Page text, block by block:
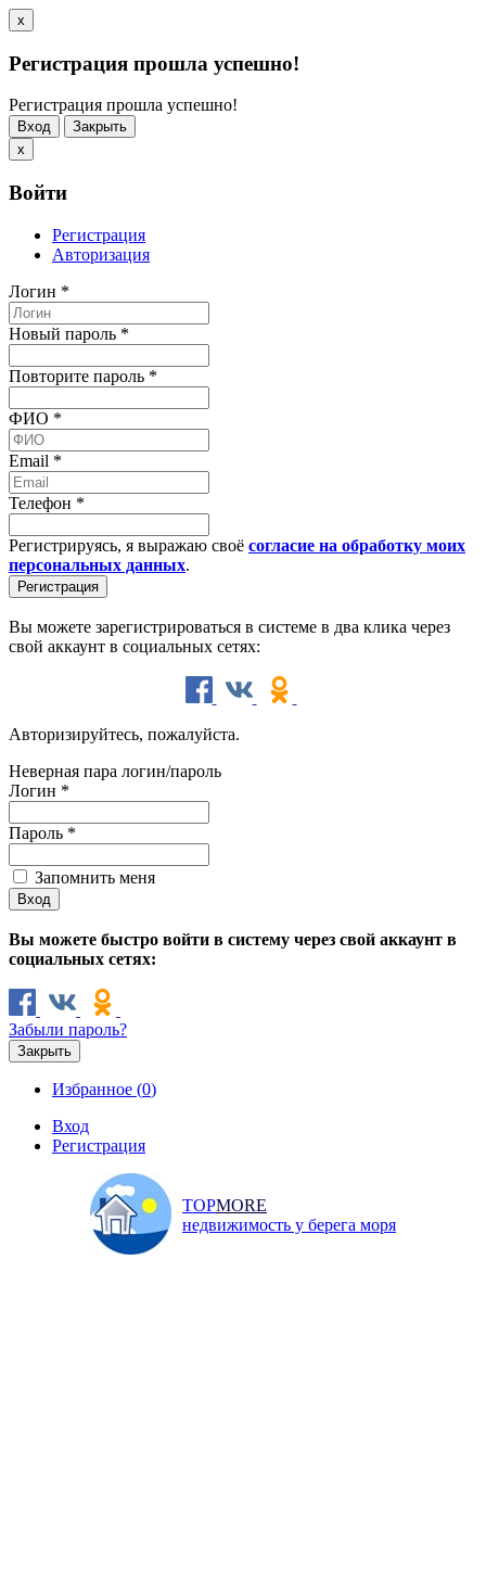
x
Регистрация прошла успешно!
Регистрация прошла успешно!
Вход
Закрыть
x
Войти
Регистрация
Авторизация
Логин *
Новый пароль *
Повторите пароль *
ФИО *
Email *
Телефон *
Регистрируясь, я выражаю своё согласие на обработку моих
персональных данных.
Вы можете зарегистрироваться в системе в два клика через
свой аккаунт в социальных сетях:
Авторизируйтесь, пожалуйста.
Неверная пара логин/пароль
Логин *
Пароль *
Запомнить меня
Вы можете быстро войти в систему через свой аккаунт в
социальных сетях:
Забыли пароль?
Закрыть
Избранное (0)
Вход
Регистрация
TOPMORE
недвижимость у берега моря